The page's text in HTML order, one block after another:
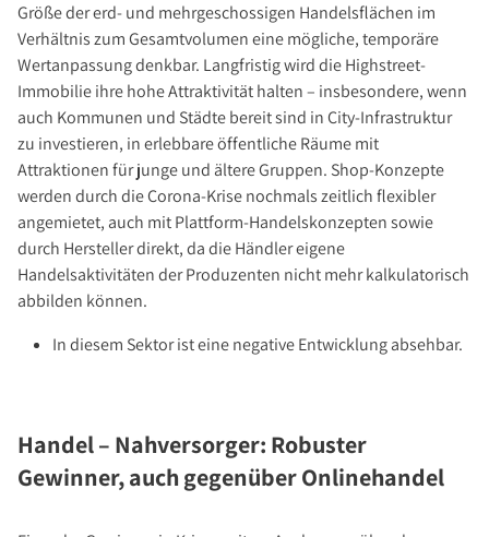
Größe der erd- und mehrgeschossigen Handelsflächen im
Verhältnis zum Gesamtvolumen eine mögliche, temporäre
Wertanpassung denkbar. Langfristig wird die Highstreet-
Immobilie ihre hohe Attraktivität halten – insbesondere, wenn
auch Kommunen und Städte bereit sind in City-Infrastruktur
zu investieren, in erlebbare öffentliche Räume mit
Attraktionen für junge und ältere Gruppen. Shop-Konzepte
werden durch die Corona-Krise nochmals zeitlich flexibler
angemietet, auch mit Plattform-Handelskonzepten sowie
durch Hersteller direkt, da die Händler eigene
Handelsaktivitäten der Produzenten nicht mehr kalkulatorisch
abbilden können.
In diesem Sektor ist eine negative Entwicklung absehbar.
Handel – Nahversorger: Robuster
Gewinner, auch gegenüber Onlinehandel